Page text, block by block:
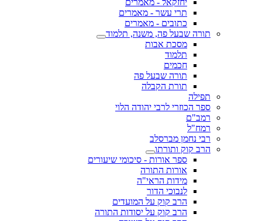
יחזקאל - מאמרים
תרי עשר - מאמרים
כתובים - מאמרים
תורה שבעל פה, משנה, תלמוד
מסכת אבות
תלמוד
חכמים
תורה שבעל פה
תורת הקבלה
תפילה
ספר הכוזרי לרבי יהודה הלוי
רמב"ם
רמח"ל
רבי נחמן מברסלב
הרב קוק ותורתו
ספר אורות - סיכומי שיעורים
אורות התורה
מידות הראי"ה
לנבוכי הדור
הרב קוק על המועדים
הרב קוק על יסודות התורה